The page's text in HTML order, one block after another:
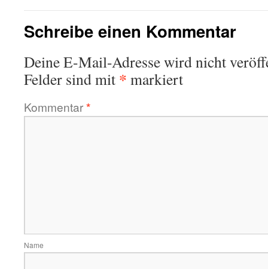
Schreibe einen Kommentar
Deine E-Mail-Adresse wird nicht
Felder sind mit * markiert
Kommentar*
Name